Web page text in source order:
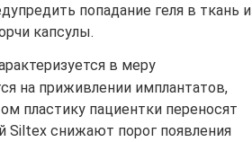
попадание геля в ткань и
капсулы.
в меру
на приживлении имплантатов,
пластику пациентки переносят
Siltex снижают порог появления